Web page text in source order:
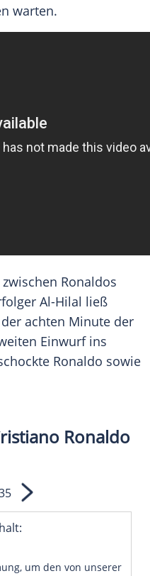
warten.
Ronaldos
Al-Hilal ließ
achten Minute der
Einwurf ins
Ronaldo sowie
Ronaldo
um den von unserer